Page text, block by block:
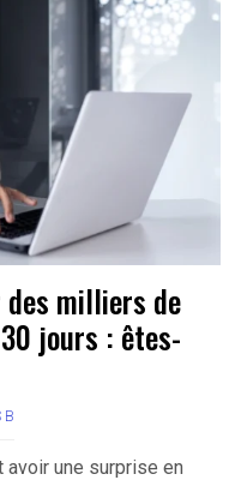
des milliers de
jours : êtes-
B
une surprise en